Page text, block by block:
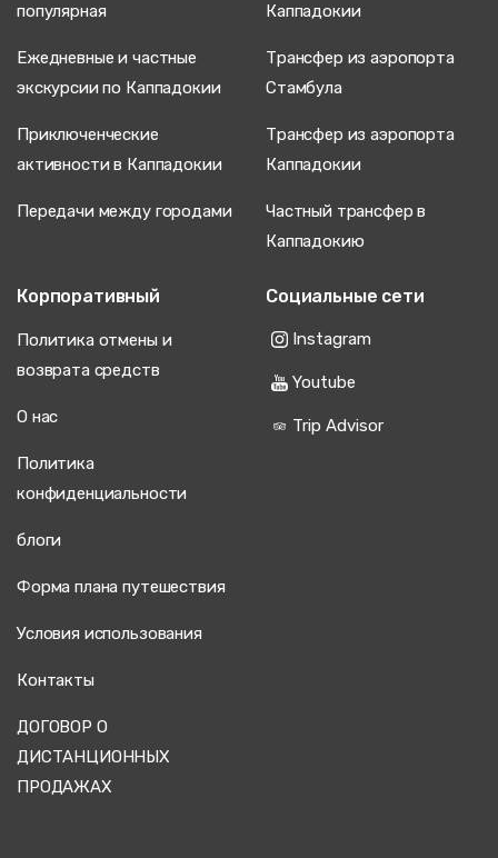
популярная
Каппадокии
Ежедневные и частные
экскурсии по Каппадокии
Трансфер из аэропорта
Стамбула
Приключенческие
активности в Каппадокии
Трансфер из аэропорта
Каппадокии
Передачи между городами
Частный трансфер в
Каппадокию
Корпоративный
Политика отмены и
возврата средств
О нас
Политика
конфиденциальности
блоги
Форма плана путешествия
Условия использования
Контакты
ДОГОВОР О
ДИСТАНЦИОННЫХ
ПРОДАЖАХ
Социальные сети
Instagram
Youtube
Trip Advisor